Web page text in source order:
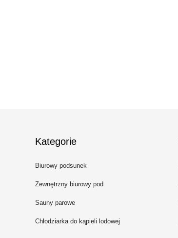
Kategorie
Biurowy podsunek
dźwiękoszczelny
Zewnętrzny biurowy pod
Sauny parowe
Chłodziarka do kąpieli lodowej